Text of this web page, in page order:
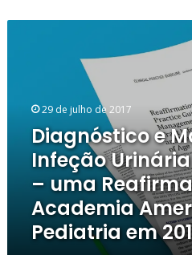
Urinária
Crianças
Reafirmação
Academia
29 de julho de 2017
Diagnóstico e
Infeção
– uma
Academia
Pediatria em